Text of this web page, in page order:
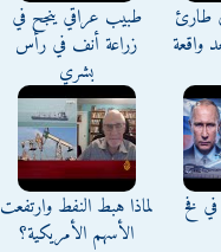
طارئ
واقعة
طبيب عراقي ينجح في
زراعة أنف في رأس
بشري
فخ
لماذا هبط النفط وارتفعت
الأسهم الأمريكية؟